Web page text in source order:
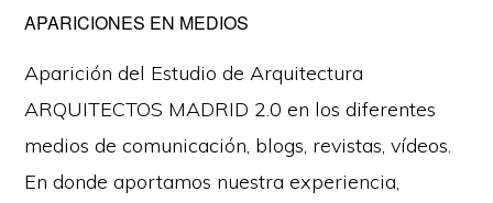
Arquitectos
APARICIONES EN MEDIOS
Aparición del Estudio de Arquitectura
ARQUITECTOS MADRID 2.0 en los diferentes
medios de comunicación, blogs, revistas, vídeos.
En donde aportamos nuestra experiencia,